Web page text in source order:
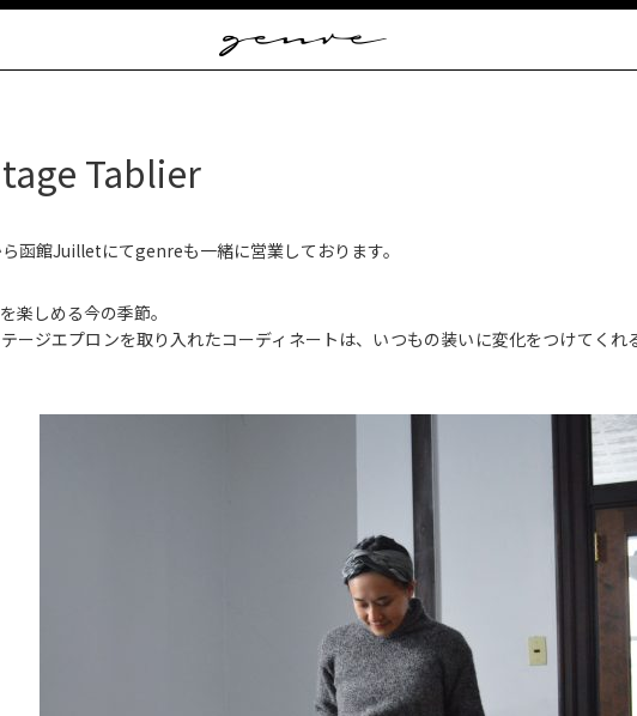
Vintage
Tablier
函館Juilletにてgenreも一緒に営業しております。
楽しめる今の季節。
ージエプロンを取り入れたコーディネートは、いつもの装いに変化をつけてくれ